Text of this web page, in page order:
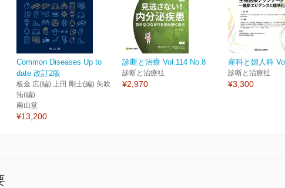
Common Diseases Up to
date 改訂2版
板金 広(編) 上田 剛士(編) 矢吹
拓(編)
南山堂
¥13,200
診断と治療 Vol.114 No.8
診断と治療社
¥2,970
産科と婦人科
診断と治療社
¥3,300